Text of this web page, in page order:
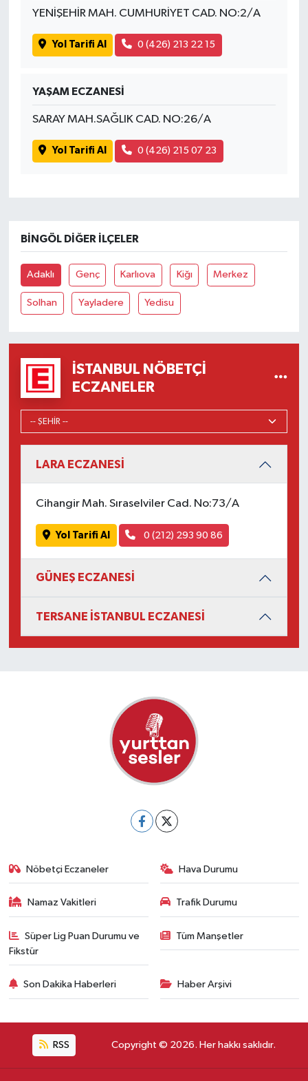
YENİŞEHİR MAH. CUMHURİYET CAD. NO:2/A
Yol Tarifi Al 0 (426) 213 22 15
YAŞAM ECZANESİ
SARAY MAH.SAĞLIK CAD. NO:26/A
Yol Tarifi Al 0 (426) 215 07 23
BINGÖL DIĞER İLÇELER
Adaklı Genç Karlıova Kiğı Merkez
Solhan Yayladere Yedisu
İSTANBUL NÖBETÇI
ECZANELER
LARA ECZANESİ
Cihangir Mah. Sıraselviler Cad. No:73/A
Yol Tarifi Al 0 (212) 293 90 86
GÜNEŞ ECZANESİ
TERSANE İSTANBUL ECZANESİ
Nöbetçi Eczaneler Hava Durumu
Namaz Vakitleri Trafik Durumu
Süper Lig Puan Durumu ve
Fikstür
Tüm Manşetler
Son Dakika Haberleri Haber Arşivi
RSS Copyright © 2026. Her hakkı saklıdır.